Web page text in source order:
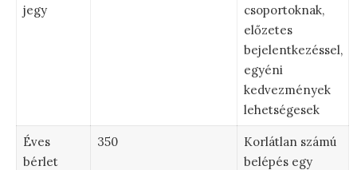
jegy
csoportoknak,
előzetes
bejelentkezéssel,
egyéni
kedvezmények
lehetségesek
Éves
bérlet
350
Korlátlan számú
belépés egy